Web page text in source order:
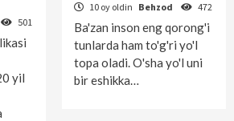
501
yil
10 oy oldin Behzod 472
Ba'zan inson eng qorong'i
tunlarda ham to'g'ri yo'l
topa oladi. O'sha yo'l uni
bir eshikka…